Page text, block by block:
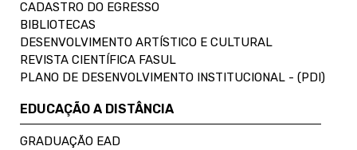
CADASTRO DO EGRESSO
BIBLIOTECAS
DESENVOLVIMENTO ARTÍSTICO E CULTURAL
REVISTA CIENTÍFICA FASUL
PLANO DE DESENVOLVIMENTO INSTITUCIONAL - (PDI)
EDUCAÇÃO A DISTÂNCIA
GRADUAÇÃO EAD